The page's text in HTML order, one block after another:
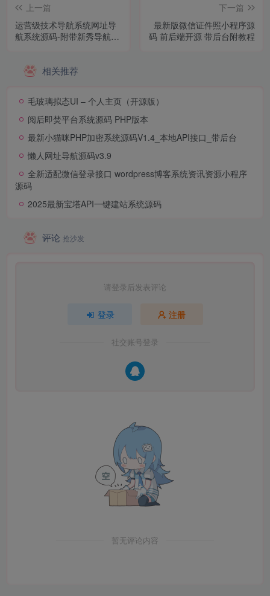
上一篇
运营级技术导航系统网址导
航系统源码-附带新秀导航全
下一篇
最新版微信证件照小程序源
码 前后端开源 带后台附教程
相关推荐
毛玻璃拟态UI – 个人主页（开源版）
阅后即焚平台系统源码 PHP版本
最新小猫咪PHP加密系统源码V1.4_本地API接口_带后台
懒人网址导航源码v3.9
全新适配微信登录接口 wordpress博客系统资讯资源小程序
源码
2025最新宝塔API一键建站系统源码
评论 抢沙发
请登录后发表评论
登录 注册
社交账号登录
暂无评论内容